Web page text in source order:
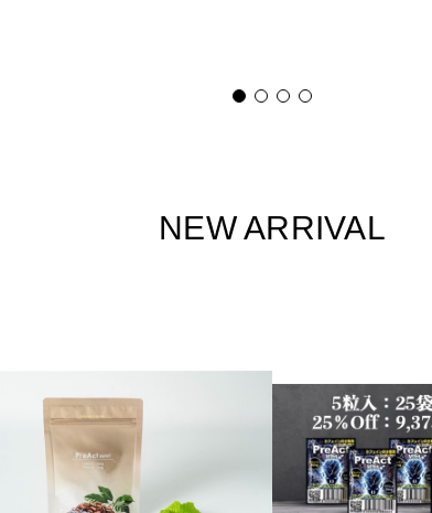
NEW ARRIVAL